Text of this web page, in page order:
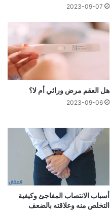
2023-09-07
هل العقم مرض وراثي أم لا؟
2023-09-06
أسباب الانتصاب المفاجئ وكيفية
التخلص منه وعلاقته بالضعف